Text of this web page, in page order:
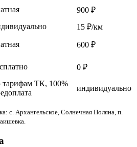
900 ₽
15 ₽/км
600 ₽
0 ₽
тарифам ТК, 100%
индивидуально
с. Архангельское, Солнечная Поляна, п.